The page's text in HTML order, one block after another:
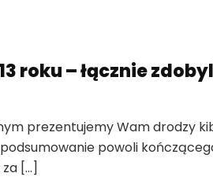
roku – łącznie
prezentujemy Wam drodzy
powoli
[…]